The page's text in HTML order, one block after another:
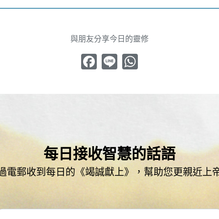
與朋友分享今日的靈修
Facebook
Line WhatsApp
每日接收智慧的話語
電郵收到每日的《竭誠獻上》，幫助您更親近上